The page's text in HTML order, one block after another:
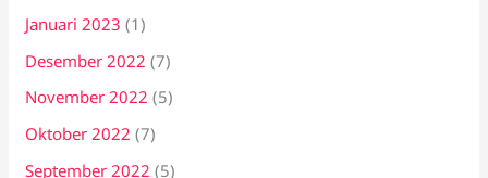
Januari 2023 (1)
Desember 2022 (7)
November 2022 (5)
Oktober 2022 (7)
September 2022 (5)